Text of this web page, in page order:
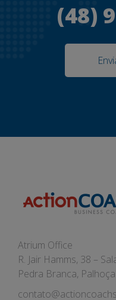
(48)
Atrium Office
R. Jair Hamms, 38 –
Pedra Branca, Palhoça